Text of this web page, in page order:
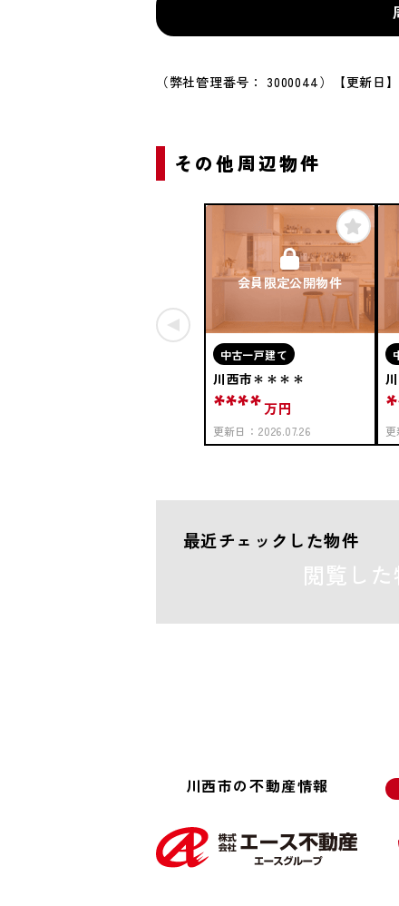
（弊社管理番号： 3000044） 【更新日
その他周辺物件
会員限定公開物件
中古一戸建て
川西市＊＊＊＊
****万円
更新日： 2026.07.26 更
最近チェックした物件
閲覧し
川西市の不動産情報